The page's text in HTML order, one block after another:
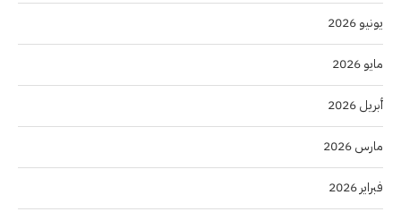
يونيو 2026
مايو 2026
أبريل 2026
مارس 2026
فبراير 2026